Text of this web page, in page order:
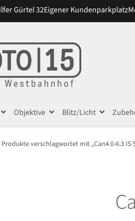
Gürtel 32Eigener Kundenparkplatz
Objektive Blitz/Licht
Produkte verschlagwortet mit „Can4.0-6.3 IS